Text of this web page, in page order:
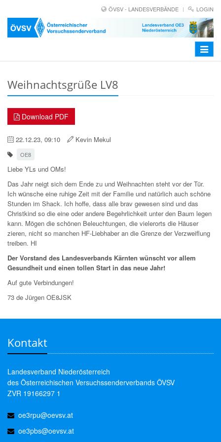
ÖVSV - LANDESVERBÄNDE LOGIN
Toggle
Weihnachtsgrüße LV8
Download PDF
22.12.23, 09:10 Kevin Mekul
OE8
Liebe YLs und OMs!
Das Jahr neigt sich dem Ende zu und Weihnachten steht vor der Tür.
Ich wünsche eine ruhige Zeit mit der Familie und natürlich auch schöne
Stunden im Shack. Ich hoffe, dass alle brav gewesen sind und das
Christkind so die eine oder andere Begehrlichkeit unter den Baum legen
kann. Mögen die schönen Beleuchtungen, die vielerorts die Häuser
zieren, nicht so manchen HF-Liebhaber an die Grenze der Verzweiflung
treiben. HI
Der Vorstand des Landesverbands Kärnten wünscht vor allem
Gesundheit und einen tollen Start in das neue Jahr!
Auf gute Verbindungen!
73 de Jürgen OE8JSK
Kontakt
Landesverband Niederösterreich
des Österreichischen Versuchssenderverbands ÖVSV
ZVR 19166297 1
oe3rpu@oevsv.at
oe3pbs@oevsv.at